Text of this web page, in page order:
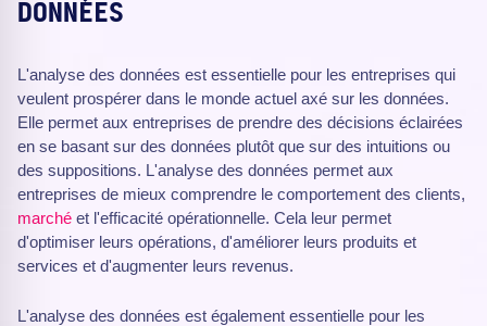
DONNÉES
L'analyse des données est essentielle pour les entreprises qui
veulent prospérer dans le monde actuel axé sur les données.
Elle permet aux entreprises de prendre des décisions éclairées
en se basant sur des données plutôt que sur des intuitions ou
des suppositions. L'analyse des données permet aux
entreprises de mieux comprendre le comportement des clients,
marché et l'efficacité opérationnelle. Cela leur permet
d'optimiser leurs opérations, d'améliorer leurs produits et
services et d'augmenter leurs revenus.
L'analyse des données est également essentielle pour les